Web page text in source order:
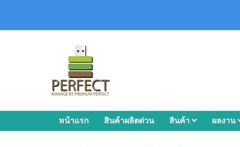
หน้าแรก สินค้าผลิตด่วน สินค้า ผลงาน